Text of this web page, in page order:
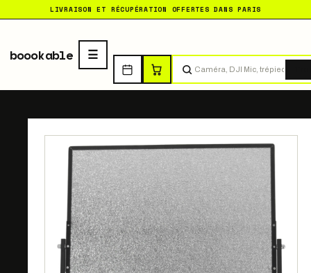
LIVRAISON ET RÉCUPÉRATION OFFERTES DANS PARIS
boookable